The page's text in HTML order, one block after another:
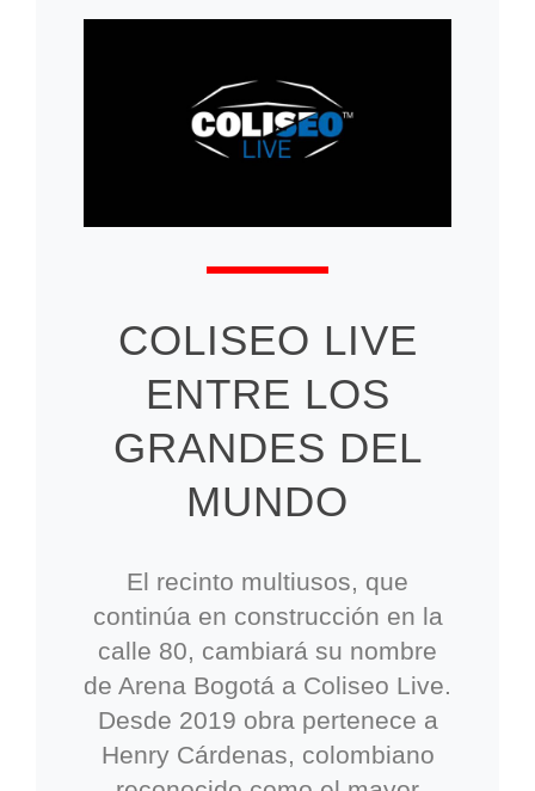
COLISEO LIVE
ENTRE LOS
GRANDES DEL
MUNDO
El recinto multiusos, que
continúa en construcción en la
calle 80, cambiará su nombre
de Arena Bogotá a Coliseo Live.
Desde 2019 obra pertenece a
Henry Cárdenas, colombiano